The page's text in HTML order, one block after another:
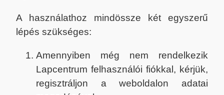
A használathoz mindössze két egyszerű
lépés szükséges:
Amennyiben még nem rendelkezik
Lapcentrum felhasználói fiókkal, kérjük,
regisztráljon a weboldalon adatai